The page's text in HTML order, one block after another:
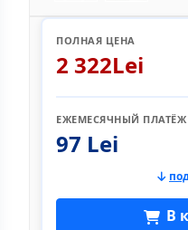
ПОЛНАЯ ЦЕНА
2 322Lei
ЕЖЕМЕСЯЧНЫЙ ПЛАТЁЖ
97 Lei
В